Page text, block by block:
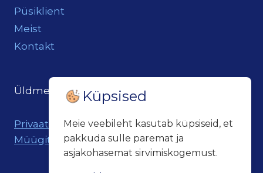
Püsiklient
Meist
Kontakt
Üldmeil: loits@loitsukeller.ee
Privaatsuspoliitika
Müügitingimused
Küpsised
Meie veebileht kasutab küpsiseid, et
pakkuda sulle paremat ja
asjakohasemat sirvimiskogemust.